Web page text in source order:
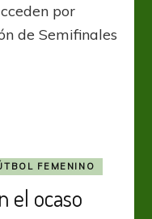
soñó
lo
por
de Semifinales
FEMENINO
el ocaso